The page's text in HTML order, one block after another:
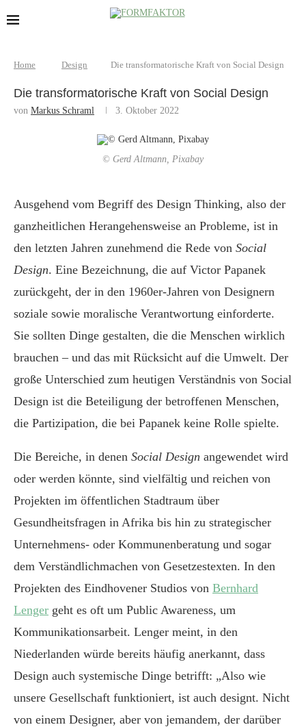
Home Design Die transformatorische Kraft von Social Design
Die transformatorische Kraft von Social Design
von Markus Schraml 3. Oktober 2022
© Gerd Altmann, Pixabay
Ausgehend vom Begriff des Design Thinking, also der
ganzheitlichen Herangehensweise an Probleme, ist in
den letzten Jahren zunehmend die Rede von Social
Design. Eine Bezeichnung, die auf Victor Papanek
zurückgeht, der in den 1960er-Jahren von Designern
soziale sowie moralische Verantwortung einforderte.
Sie sollten Dinge gestalten, die die Menschen wirklich
brauchen – und das mit Rücksicht auf die Umwelt. Der
große Unterschied zum heutigen Verständnis von Social
Design ist die Beteiligung der betroffenen Menschen,
die Partizipation, die bei Papanek keine Rolle spielte.
Die Bereiche, in denen Social Design angewendet wird
oder werden könnte, sind vielfältig und reichen von
Projekten im öffentlichen Stadtraum über
Gesundheitsfragen in Afrika bis hin zu strategischer
Unternehmens- oder Kommunenberatung und sogar
dem Verständlichmachen von Gesetzestexten. In den
Projekten des Eindhovener Studios von Bernhard
Lenger geht es oft um Public Awareness, um
Kommunikationsarbeit. Lenger meint, in den
Niederlanden würde bereits häufig anerkannt, dass
Design auch systemische Dinge betrifft: „Also wie
unsere Gesellschaft funktioniert, ist auch designt. Nicht
von einem Designer, aber von jemandem, der darüber